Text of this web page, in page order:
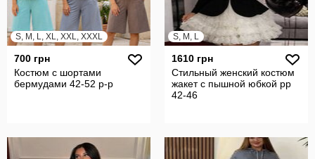
S, M, L, XL, XXL, XXXL
700 грн
Костюм с шортами
бермудами 42-52 р-р
S, M, L
1610 грн
Стильный женский костюм
жакет с пышной юбкой рр
42-46